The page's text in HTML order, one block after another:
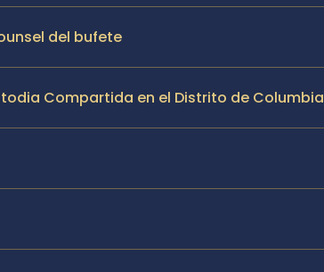
del bufete
Compartida en el Distrito de Columbia